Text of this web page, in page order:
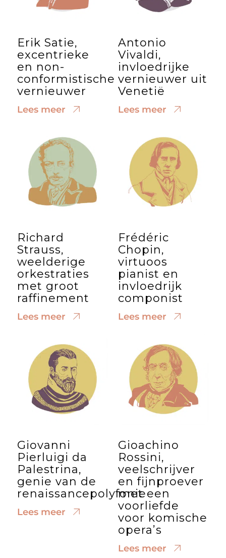
Erik Satie,
excentrieke
en non-
conformistische
vernieuwer
Lees meer
Antonio
Vivaldi,
invloedrijke
vernieuwer uit
Venetië
Lees meer
Richard
Strauss,
weelderige
orkestraties
met groot
raffinement
Lees meer
Frédéric
Chopin,
virtuoos
pianist en
invloedrijk
componist
Lees meer
Giovanni
Pierluigi da
Palestrina,
genie van de
renaissancepolyfonie
Lees meer
Gioachino
Rossini,
veelschrijver
en fijnproever
met een
voorliefde
voor komische
opera’s
Lees meer